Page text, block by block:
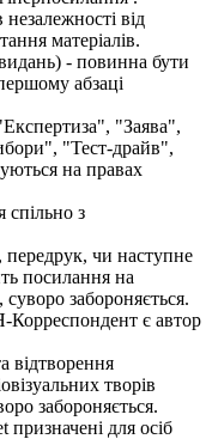
від
матеріалів.
- повинна бути
абзаці
"Заява",
"Тест-драйв",
на правах
спільно з
передрук, чи наступне
посилання на
забороняється.
Корреспондент є автор
відтворення
творів
забороняється.
призначені для осіб